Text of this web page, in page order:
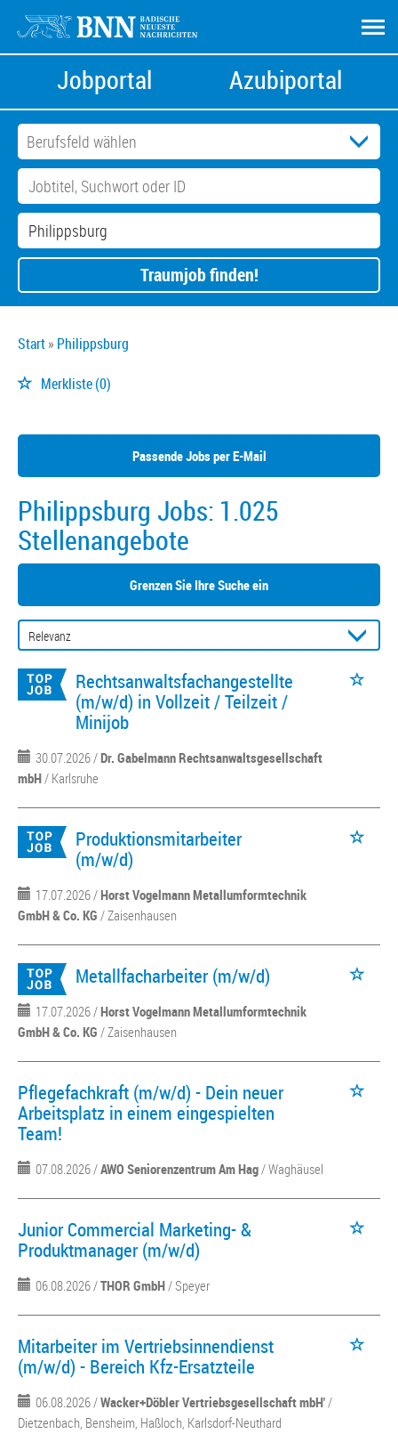
Jobportal Azubiportal
Traumjob finden!
Start Philippsburg
Merkliste(0)
Passende Jobs per E-Mail
Philippsburg Jobs: 1.025
Stellenangebote
Grenzen Sie Ihre Suche ein
Rechtsanwaltsfachangestellte
(m/w/d) in Vollzeit / Teilzeit /
Minijob
30.07.2026 /Dr. Gabelmann Rechtsanwaltsgesellschaft
mbH/ Karlsruhe
Produktionsmitarbeiter
(m/w/d)
17.07.2026 /Horst Vogelmann Metallumformtechnik
GmbH & Co. KG / Zaisenhausen
Metallfacharbeiter (m/w/d)
17.07.2026 /Horst Vogelmann Metallumformtechnik
GmbH & Co. KG / Zaisenhausen
Pflegefachkraft (m/w/d) - Dein neuer
Arbeitsplatz in einem eingespielten
Team!
07.08.2026 /AWO Seniorenzentrum Am Hag/ Waghäusel
Junior Commercial Marketing- &
Produktmanager (m/w/d)
06.08.2026 /THOR GmbH/ Speyer
Mitarbeiter im Vertriebsinnendienst
(m/w/d) - Bereich Kfz-Ersatzteile
06.08.2026 /Wacker+Döbler Vertriebsgesellschaft mbH'/
Dietzenbach, Bensheim, Haßloch, Karlsdorf-Neuthard